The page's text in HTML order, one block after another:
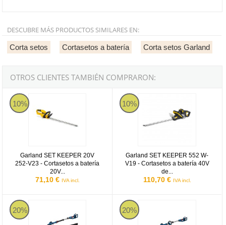
DESCUBRE MÁS PRODUCTOS SIMILARES EN:
Corta setos Cortasetos a batería Corta setos Garland
OTROS CLIENTES TAMBIÉN COMPRARON:
10%
Garland SET KEEPER 20V
252-V23 - Cortasetos a batería
20V...
71,10 € IVA incl.
Garland SET KEEPER 20V 252-V23
10%
Garland SET KEEPER 552 W-
V19 - Cortasetos a batería 40V
de...
110,70 € IVA incl.
Garland SET KEEPER 552 W-
20%
Bosch GHE 18V-50 TP Professional - Tijeras cortasetos a batería
20%
Bosch GHE 18V-50 FP